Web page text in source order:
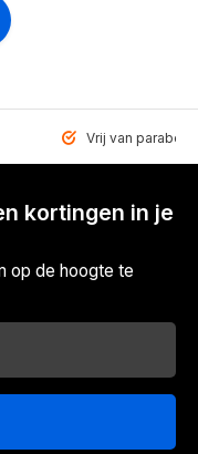
Vrij van
kortingen in je
op de hoogte te